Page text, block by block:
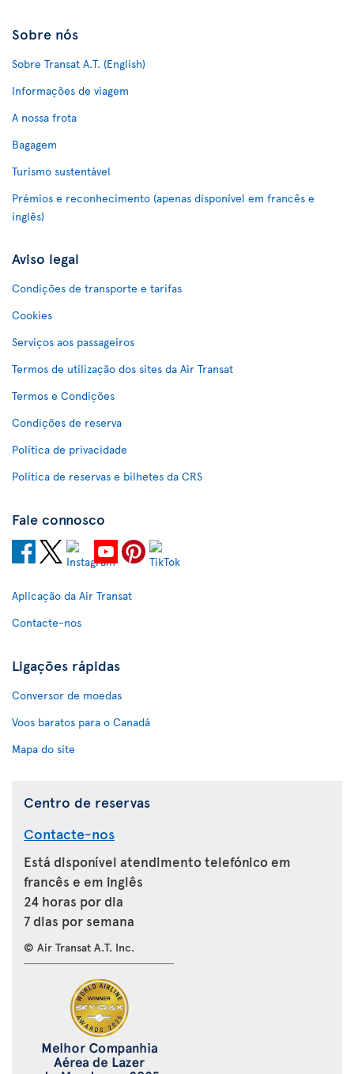
Sobre nós
Sobre Transat A.T. (English)
Informações de viagem
A nossa frota
Bagagem
Turismo sustentável
Prémios e reconhecimento (apenas disponível em francês e
inglês)
Aviso legal
Condições de transporte e tarifas
Cookies
Serviços aos passageiros
Termos de utilização dos sites da Air Transat
Termos e Condições
Condições de reserva
Política de privacidade
Política de reservas e bilhetes da CRS
Fale connosco
Aplicação da Air Transat
Contacte-nos
Ligações rápidas
Conversor de moedas
Voos baratos para o Canadá
Mapa do site
Centro de reservas
Contacte-nos
Está disponível atendimento telefónico em
francês e em inglês
24 horas por dia
7 dias por semana
© Air Transat A.T. Inc.